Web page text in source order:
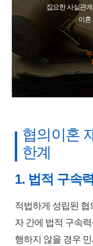
집요한 사실관
이혼
협의이혼
한계
1. 법적 구속력
적법하게 성립된
자 간에 법적 구속
행하지 않을 경우